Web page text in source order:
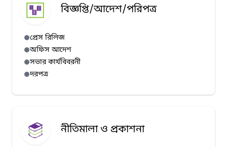
বিজ্ঞপ্তি/আদেশ/পরিপত্র
প্রেস রিলিজ
অফিস আদেশ
সভার কার্যবিবরনী
দরপত্র
নীতিমালা ও প্রকাশনা